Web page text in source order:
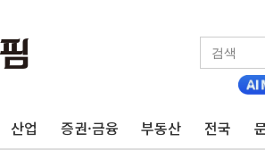
산업 증권·금융 부동산 전국
상인증권 인수 추진
트까지...관세청, 해상 마약밀수 '3중 차단'
피 약세 장기화 시 주택수요 위축 우려"
현 지분 100억 가압류 결정…4자 연합 균열 조